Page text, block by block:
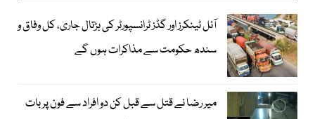
آئل ٹینکرز اور گڈز ٹرانسپورٹر کی ہڑتال جاری، کل وفاق و
سندھ حکومت سے مذاکرات ہوں گے
میر رضا نے قتل سے قبل کن دو افراد سے فون پر بات